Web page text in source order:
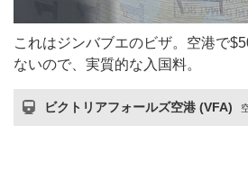
これはジンバブエのビザ。空港で
ないので、実質的な入国料。
ビクトリアフォールズ空港 (VFA)